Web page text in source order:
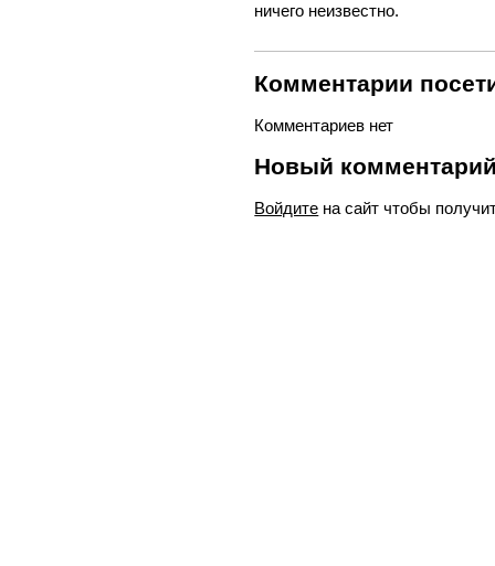
ничего неизвестно.
Комментарии
Комментариев нет
Новый
Войдите на сайт чтобы